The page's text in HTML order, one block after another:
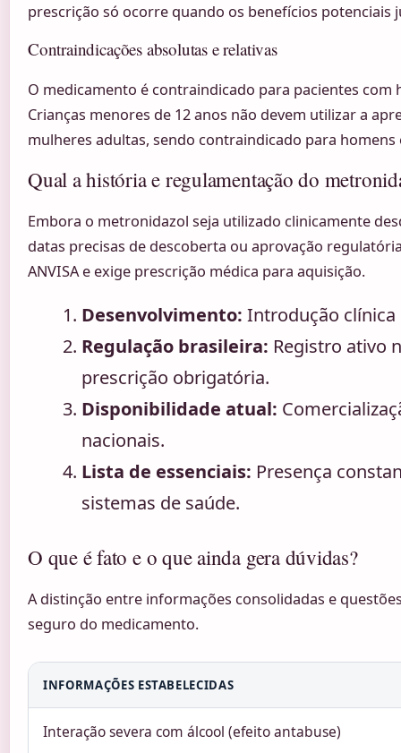
prescrição só ocorre quando os benefícios potenciais
Contraindicações absolutas e relativas
O medicamento é contraindicado para pacientes
Crianças menores de 12 anos não devem utilizar a
mulheres adultas, sendo contraindicado para
Qual a história e regulamentação do
Embora o metronidazol seja utilizado clinicamente
datas precisas de descoberta ou aprovação
ANVISA e exige prescrição médica para aquisição.
Desenvolvimento: Introdução clínica
Regulação brasileira: Registro ativo
prescrição obrigatória.
Disponibilidade atual:
nacionais.
Lista de essenciais: Presença
sistemas de saúde.
O que é fato e o que ainda gera dúvidas?
A distinção entre informações consolidadas e
seguro do medicamento.
INFORMAÇÕES ESTABELECIDAS
Interação severa com álcool (efeito antabuse)